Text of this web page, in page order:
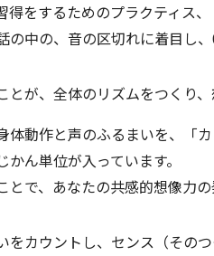
をするためのプラクティス、
中の、音の区切れに着目し
とが、全体のリズムをつくり
動作と声のふるまいを、「カ
ん単位が入っています。
で、あなたの共感的想像力の
カウントし、センス（その